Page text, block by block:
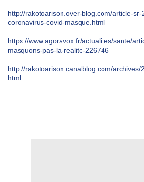
http://rakotoarison.over-blog.com/article-sr-
coronavirus-covid-masque.html
https://www.agoravox.fr/actualites/sante/
masquons-pas-la-realite-226746
http://rakotoarison.canalblog.com/archives/
html